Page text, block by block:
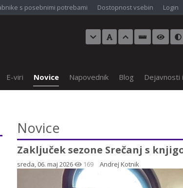
s posebnimi potrebami Dostopnost vsebin Login
E-viri Novice Napovednik Blog Dejavnosti
Novice
Zaključek sezone Srečanj s
sreda, 06. maj 2026 169 Andrej Kotnik